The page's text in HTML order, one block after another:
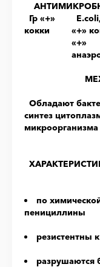
Гр «+»
кокки
«+»
«+»
Обладают
синтез
микроорганизма
по
пенициллины
резистентны
разрушаются